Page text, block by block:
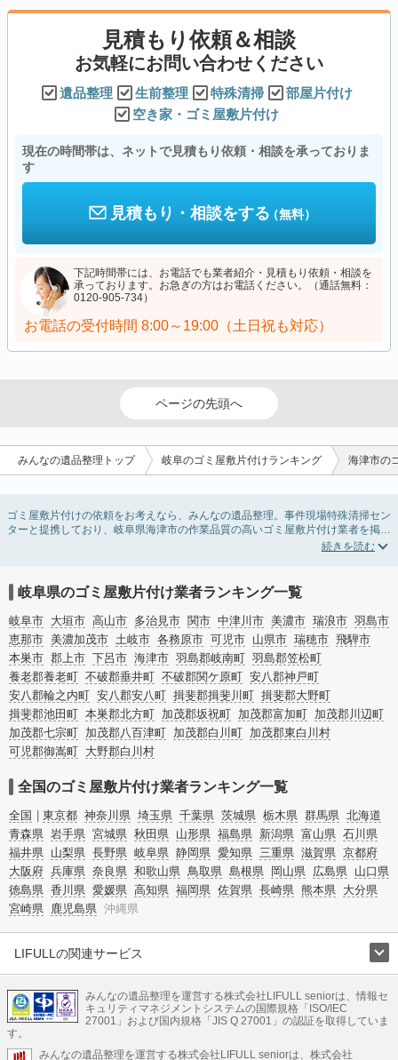
見積もり依頼＆相談
お気軽にお問い合わせください
遺品整理 生前整理 特殊清掃
部屋片付け
空き家・ゴミ屋敷片付け
現在の時間帯は、ネットで見積もり依頼・相談を承っておりま
す
見積もり・相談をする（無料）
下記時間帯には、お電話でも業者紹介・見積もり依頼・相談を
承っております。お急ぎの方はお電話ください。（通話無料：
0120-905-734）
お電話の受付時間 8:00～19:00（土日祝も対応）
ページの先頭へ
みんなの遺品整理トップ 岐阜のゴミ屋敷片付けランキング 海津市の
ゴミ屋敷片付けの依頼をお考えなら、みんなの遺品整理。事件現場特殊清掃セン
ターと提携しており、岐阜県海津市の作業品質の高いゴミ屋敷片付け業者を掲載
しています。汚部屋の片付けに伴う不用品の処分・回収・引き取りから、外虫の
条件を利用し検索してみましょう。ゴミ屋敷になってしまう方は高齢で体力的に
掃除するのが難しい、認知症やセルフネグレクトになってしまう、精神的なスト
レスなど様々な原因があります。
またお役立ち情報も豊富なので、部屋を埋めつくす大量のゴミを自力で片付ける
方法についてもチェックしてみてください。
岐阜県のゴミ屋敷片付け業者ランキング一覧
岐阜市 大垣市 高山市 多治見市 関市 中津川市 美濃市 瑞浪市 羽島市
恵那市 美濃加茂市 土岐市 各務原市 可児市 山県市 瑞穂市 飛騨市
本巣市 郡上市 下呂市 海津市 羽島郡岐南町 羽島郡笠松町
養老郡養老町 不破郡垂井町 不破郡関ケ原町 安八郡神戸町
安八郡輪之内町 安八郡安八町 揖斐郡揖斐川町 揖斐郡大野町
揖斐郡池田町 本巣郡北方町 加茂郡坂祝町 加茂郡富加町 加茂郡川辺町
加茂郡七宗町 加茂郡八百津町 加茂郡白川町 加茂郡東白川村
可児郡御嵩町 大野郡白川村
全国のゴミ屋敷片付け業者ランキング一覧
全国 東京都 神奈川県 埼玉県 千葉県 茨城県 栃木県 群馬県 北海道
青森県 岩手県 宮城県 秋田県 山形県 福島県 新潟県 富山県 石川県
福井県 山梨県 長野県 岐阜県 静岡県 愛知県 三重県 滋賀県 京都府
大阪府 兵庫県 奈良県 和歌山県 鳥取県 島根県 岡山県 広島県 山口県
徳島県 香川県 愛媛県 高知県 福岡県 佐賀県 長崎県 熊本県 大分県
宮崎県 鹿児島県 沖縄県
LIFULLの関連サービス
不動産・住宅
引越し 老人ホーム 地方創生 ママの就労支援
不動産クラウドファンディング 遺品整理 老後の暮らし情報
みんなの遺品整理を運営する株式会社LIFULL seniorは、情報セ
キュリティマネジメントシステムの国際規格「ISO/IEC
27001」および国内規格「JIS Q 27001」の認証を取得していま
す。
みんなの遺品整理を運営する株式会社LIFULL seniorは、株式会社